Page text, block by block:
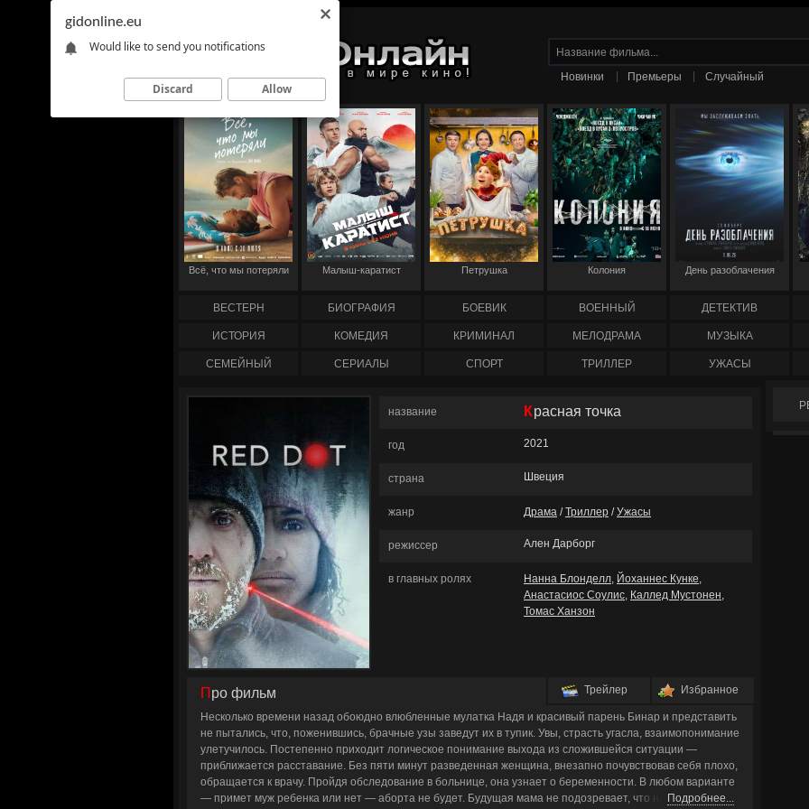
Новинки Премьеры Случайный
Всё, что мы потеряли Малыш-каратист Петрушка Колония День разоблачения
ВЕСТЕРН БИОГРАФИЯ БОЕВИК ВОЕННЫЙ ДЕТЕКТИВ
ИСТОРИЯ КОМЕДИЯ КРИМИНАЛ МЕЛОДРАМА МУЗЫКА
СЕМЕЙНЫЙ СЕРИАЛЫ СПОРТ ТРИЛЛЕР УЖАСЫ
название Красная точка
год 2021
страна Швеция
жанр Драма /Триллер /Ужасы
режиссер Ален Дарборг
в главных ролях Нанна Блонделл, Йоханнес Кунке,
Анастасиос Соулис, Каллед Мустонен,
Томас Ханзон
Трейлер Избранное
Про фильм
Несколько времени назад обоюдно влюбленные мулатка Надя и красивый парень Бинар и представить
не пытались, что, поженившись, брачные узы заведут их в тупик. Увы, страсть угасла, взаимопонимание
улетучилось. Постепенно приходит логическое понимание выхода из сложившейся ситуации —
приближается расставание. Без пяти минут разведенная женщина, внезапно почувствовав себя плохо,
обращается к врачу. Пройдя обследование в больнице, она узнает о беременности. В любом варианте
— примет муж ребенка или нет — аборта не будет. Будущая мама не подозревает, что на ее лбу скоро
Подробнее...
gidonline.eu
Would like to send you notifications
Discard Allow